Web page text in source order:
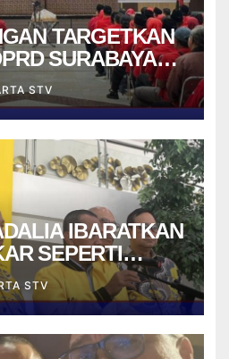
TARGETKAN
SURABAYA
2029
STV
IBARATKAN
SEPERTI
PERMAINAN
STV